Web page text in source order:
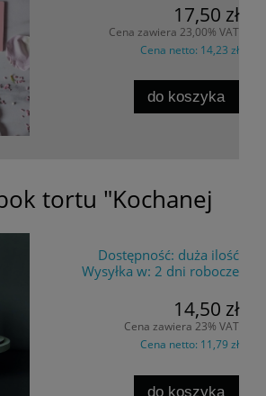
17,50 zł
Cena zawiera 23,00% VAT
Cena netto: 14,23 zł
do koszyka
tortu "Kochanej
Dostępność: duża ilość
Wysyłka w: 2 dni robocze
14,50 zł
Cena zawiera 23% VAT
Cena netto: 11,79 zł
do koszyka